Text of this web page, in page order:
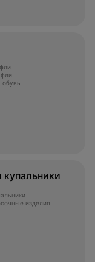
обувь
купальники
изделия